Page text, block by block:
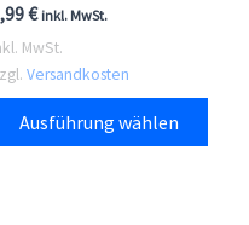
€ inkl. MwSt.
MwSt.
Versandkosten
Ausführung wählen